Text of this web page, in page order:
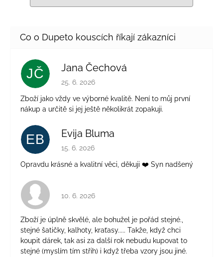
JČ Jana Čechová
Hodnocení obchodu je 5 z 5 hvězdiček.
25. 6. 2026
Zboží jako vždy ve výborné kvalitě. Není to můj první
nákup a určitě si jej ještě několikrát zopakuji.
EB Evija Bluma
Hodnocení obchodu je 5 z 5 hvězdiček.
15. 6. 2026
Opravdu krásné a kvalitní věci, děkuji ❤️ Syn nadšený
Hodnocení obchodu je 4 z 5 hvězdiček.
10. 6. 2026
Zboží je úplně skvělé, ale bohužel je pořád stejné.,
stejné šatičky, kalhoty, kraťasy..... Takže, když chci
koupit dárek, tak asi za další rok nebudu kupovat to
stejné (myslím tím střih) i když třeba vzory jsou jiné.